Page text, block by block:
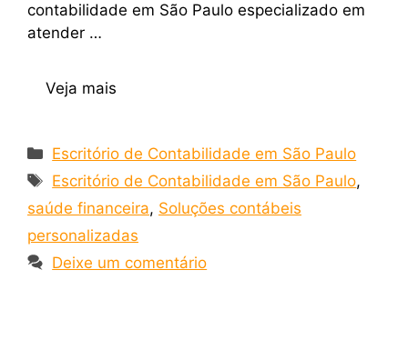
contabilidade em São Paulo especializado em
atender …
Veja mais
Escritório de Contabilidade em São Paulo
Escritório de Contabilidade em São Paulo,
saúde financeira, Soluções contábeis
personalizadas
Deixe um comentário